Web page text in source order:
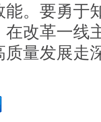
能。要勇于
在改革一线
质量发展走